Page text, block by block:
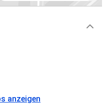
anzeigen